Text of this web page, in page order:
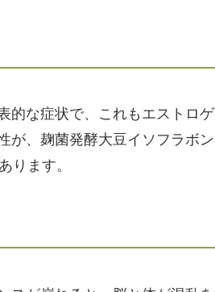
的な症状で、これもエストロゲ
が、麹菌発酵大豆イソフラボン
ります。